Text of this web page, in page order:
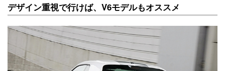
デザイン重視で行けば、V6モデルもオススメ